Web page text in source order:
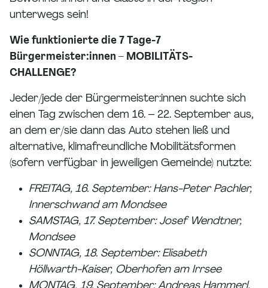
unterwegs sein!
Wie funktionierte die 7 Tage-7
Bürgermeister:innen – MOBILITÄTS-
CHALLENGE?
Jeder/jede der Bürgermeister:innen suchte sich
einen Tag zwischen dem 16. – 22. September aus,
an dem er/sie dann das Auto stehen ließ und
alternative, klimafreundliche Mobilitätsformen
(sofern verfügbar in jeweiligen Gemeinde) nutzte:
FREITAG, 16. September: Hans-Peter Pachler,
Innerschwand am Mondsee
SAMSTAG, 17. September: Josef Wendtner,
Mondsee
SONNTAG, 18. September: Elisabeth
Höllwarth-Kaiser, Oberhofen am Irrsee